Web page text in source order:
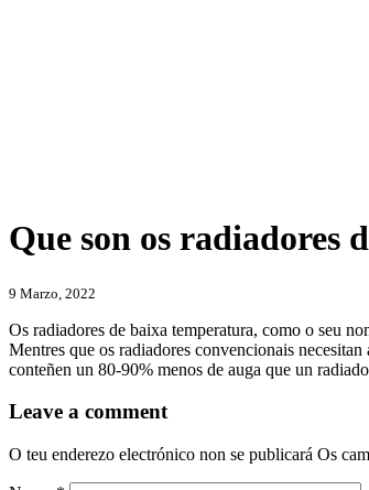
Que son os radiadores
Categories
9 Marzo, 2022
Os radiadores de baixa temperatura, como o seu
Mentres que os radiadores convencionais
conteñen un 80-90% menos de auga que un
Leave a comment
O teu enderezo electrónico non se publicará Os